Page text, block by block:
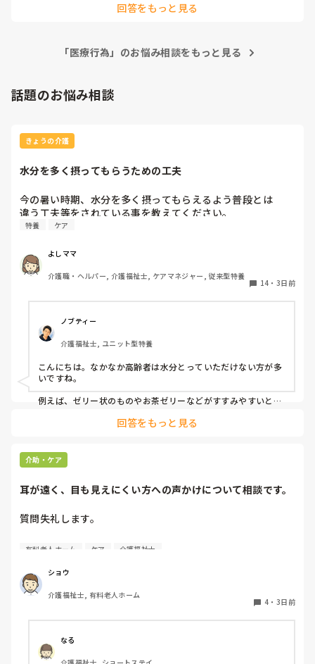
回答をもっと見る
「医療行為」のお悩み相談をもっと見る
話題のお悩み相談
きょうの介護
水分を多く摂ってもらうための工夫
今の暑い時期、水分を多く摂ってもらえるよう普段とは
違う工夫等をされている事を教えてください。
特養 ケア
よしママ
介護職・ヘルパー, 介護福祉士, ケアマネジャー, 従来型特養
14 ・ 3日前
ノブティー
介護福祉士, ユニット型特養
こんにちは。なかなか高齢者は水分とっていただけない方が多
いですね。
例えば、ゼリー状のものやお茶ゼリーなどがすすみやすいと思
て少しずつ提供するとかもいいかもしれません。
回答をもっと見る
介助・ケア
耳が遠く、目も見えにくい方への声かけについて相談です。
質問失礼します。
耳が遠く、目もあまり見えていない利用者様への声かけにつ
現在、私は「大きな声で、ゆっくり耳元でお話しする」とい
う方法で対応しています。
聞き取れると安心していただける方なので何とか理解しても
かり、痛めてしまうことがあります。
みなさんの職場で、このような方と関わる際に工夫している
有料老人ホーム ケア 介護福祉士
ショウ
介護福祉士, 有料老人ホーム
4 ・ 3日前
なる